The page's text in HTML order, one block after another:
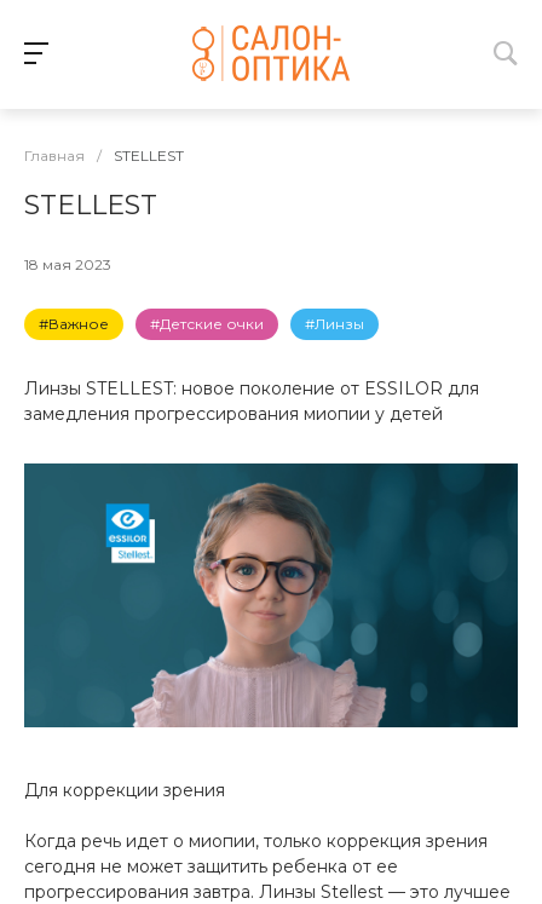
Главная / STELLEST
STELLEST
18 мая 2023
#Важное #Детские очки #Линзы
Линзы STELLEST: новое поколение от ESSILOR для
замедления прогрессирования миопии у детей
Для коррекции зрения
Когда речь идет о миопии, только коррекция зрения
сегодня не может защитить ребенка от ее
прогрессирования завтра. Линзы Stellest — это лучшее